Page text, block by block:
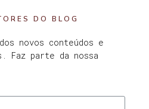
DO BLOG
novos conteúdos e
Faz parte da nossa